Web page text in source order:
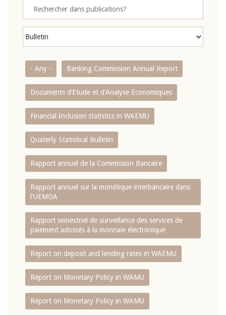
- Any - Banking Commission Annual Report
Documents d’Etude et d’Analyse Economiques
Financial Inclusion statistics in WAEMU
Quaterly Statistical Bulletin
Rapport annuel de la Commission Bancaire
Rapport annuel sur la monétique interbancaire dans
l'UEMOA
Rapport semestriel de surveillance des services de
paiement adossés à la monnaie électronique
Report on deposit and lending rates in WAEMU
Report on Monetary Policy in WAMU
Report on Monetary Policy in WAMU